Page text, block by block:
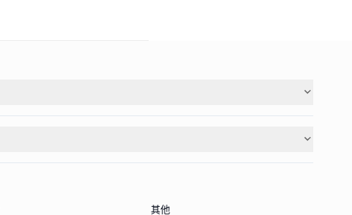
其他